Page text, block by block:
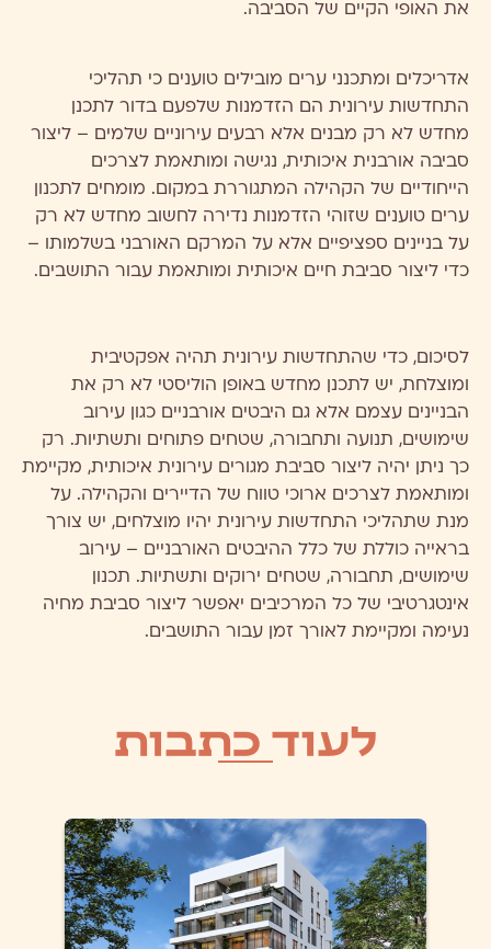
את האופי הקיים של הסביבה.
אדריכלים ומתכנני ערים מובילים טוענים כי תהליכי
התחדשות עירונית הם הזדמנות שלפעם בדור לתכנן
מחדש לא רק מבנים אלא רבעים עירוניים שלמים – ליצור
סביבה אורבנית איכותית, נגישה ומותאמת לצרכים
הייחודיים של הקהילה המתגוררת במקום. מומחים לתכנון
ערים טוענים שזוהי הזדמנות נדירה לחשוב מחדש לא רק
על בניינים ספציפיים אלא על המרקם האורבני בשלמותו –
כדי ליצור סביבת חיים איכותית ומותאמת עבור התושבים.
לסיכום, כדי שהתחדשות עירונית תהיה אפקטיבית
ומוצלחת, יש לתכנן מחדש באופן הוליסטי לא רק את
הבניינים עצמם אלא גם היבטים אורבניים כגון עירוב
שימושים, תנועה ותחבורה, שטחים פתוחים ותשתיות. רק
כך ניתן יהיה ליצור סביבת מגורים עירונית איכותית, מקיימת
ומותאמת לצרכים ארוכי טווח של הדיירים והקהילה. על
מנת שתהליכי התחדשות עירונית יהיו מוצלחים, יש צורך
בראייה כוללת של כלל ההיבטים האורבניים – עירוב
שימושים, תחבורה, שטחים ירוקים ותשתיות. תכנון
אינטגרטיבי של כל המרכיבים יאפשר ליצור סביבת מחיה
נעימה ומקיימת לאורך זמן עבור התושבים.
לעוד כתבות